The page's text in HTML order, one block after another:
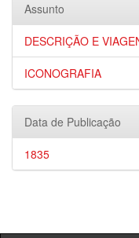
Assunto
DESCRIÇÃO E
ICONOGRAFIA
Data de Publicação
1835